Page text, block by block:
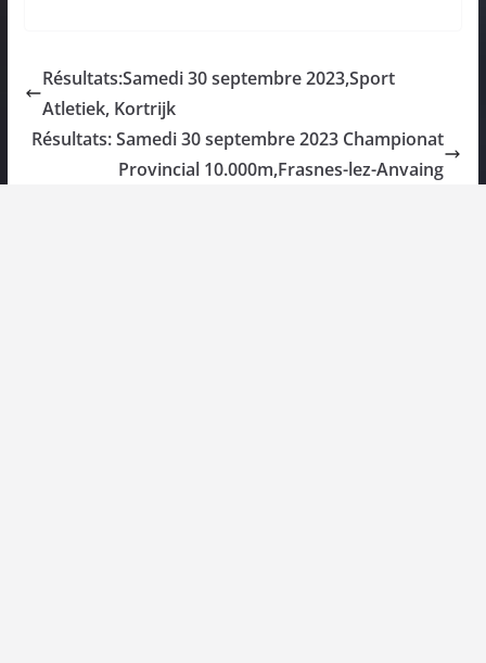
Résultats:Samedi 30 septembre 2023,Sport
Atletiek, Kortrijk
Résultats: Samedi 30 septembre 2023 Championat
Provincial 10.000m,Frasnes-lez-Anvaing